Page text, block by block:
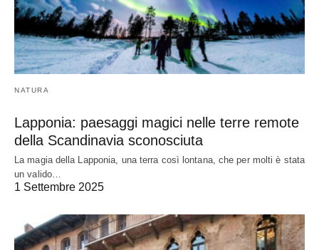
NATURA
Lapponia: paesaggi magici nelle terre remote
della Scandinavia sconosciuta
La magia della Lapponia, una terra così lontana, che per molti è stata
un valido…
1 Settembre 2025